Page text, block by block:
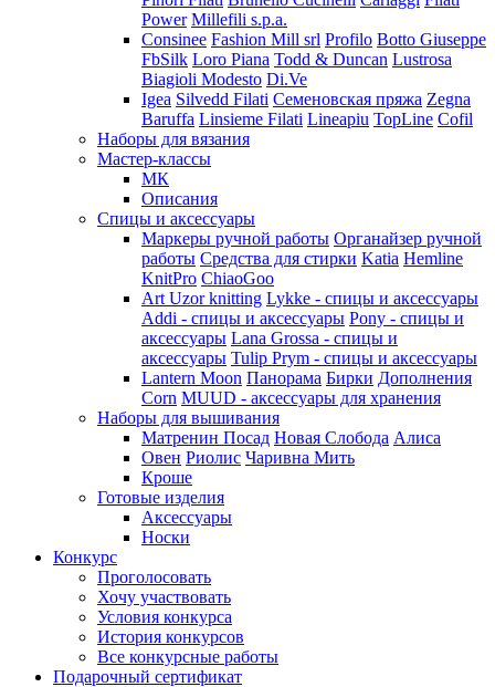
Power Millefili s.p.a.
Consinee Fashion Mill srl Profilo Botto Giuseppe
FbSilk Loro Piana Todd & Duncan Lustrosa
Biagioli Modesto Di.Ve
Igea Silvedd Filati Семеновская пряжа Zegna
Baruffa Linsieme Filati Lineapiu TopLine Cofil
Наборы для вязания
Мастер-классы
МК
Описания
Спицы и аксессуары
Маркеры ручной работы Органайзер ручной
работы Средства для стирки Katia Hemline
KnitPro ChiaoGoo
Art Uzor knitting Lykke - спицы и аксессуары
Addi - спицы и аксессуары Pony - спицы и
аксессуары Lana Grossa - спицы и
аксессуары Tulip Prym - спицы и аксессуары
Lantern Moon Панорама Бирки Дополнения
Corn MUUD - аксессуары для хранения
Наборы для вышивания
Матренин Посад Новая Слобода Алиса
Овен Риолис Чаривна Мить
Кроше
Готовые изделия
Аксессуары
Носки
Конкурс
Проголосовать
Хочу участвовать
Условия конкурса
История конкурсов
Все конкурсные работы
Подарочный сертификат